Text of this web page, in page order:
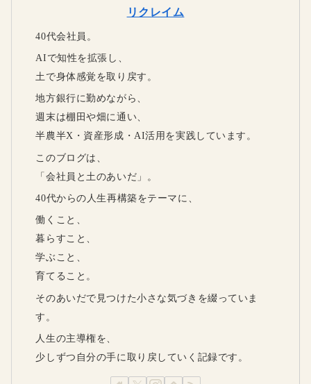
リクレイム
40代会社員。
AIで知性を拡張し、
土で身体感覚を取り戻す。
地方銀行に勤めながら、
週末は棚田や畑に通い、
半農半X・資産形成・AI活用を実践しています。
このブログは、
「会社員と土のあいだ」。
40代からの人生再構築をテーマに、
働くこと、
暮らすこと、
学ぶこと、
育てること。
そのあいだで見つけた小さな気づきを綴っていま
す。
人生の主導権を、
少しずつ自分の手に取り戻していく記録です。